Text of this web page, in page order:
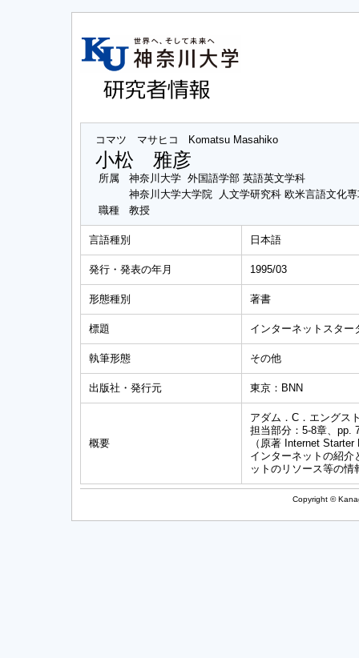
コマツ マサヒコ Komatsu Masahiko
小松 雅彦
所属
神奈川大学 外国語学部 英語英文学科
神奈川大学大学院 人文学研究科 欧米言語文化
職種
教授
言語種別 日本語
発行・発表の年月 1995/03
形態種別 著書
標題 インターネットスタ
執筆形態 その他
出版社・発行元 東京：BNN
概要
アダム．C．エングス
担当部分：5-8章、pp.
（原著 Internet
インターネットの紹
ットのリソース等の
Copyright ©